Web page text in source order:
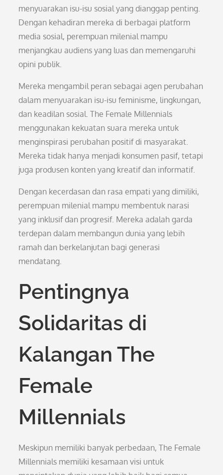
menyuarakan isu-isu sosial yang dianggap penting.
Dengan kehadiran mereka di berbagai platform
media sosial, perempuan milenial mampu
menjangkau audiens yang luas dan memengaruhi
opini publik.
Mereka mengambil peran sebagai agen perubahan
dalam menyuarakan isu-isu feminisme, lingkungan,
dan keadilan sosial. The Female Millennials
menggunakan kekuatan suara mereka untuk
menginspirasi perubahan positif di masyarakat.
Mereka tidak hanya menjadi konsumen pasif, tetapi
juga produsen konten yang kreatif dan informatif.
Dengan kecerdasan dan rasa empati yang dimiliki,
perempuan milenial mampu membentuk narasi
yang inklusif dan progresif. Mereka adalah garda
terdepan dalam membangun dunia yang lebih
ramah dan berkelanjutan bagi generasi
mendatang.
Pentingnya
Solidaritas di
Kalangan The
Female
Millennials
Meskipun memiliki banyak perbedaan, The Female
Millennials memiliki kesamaan visi untuk